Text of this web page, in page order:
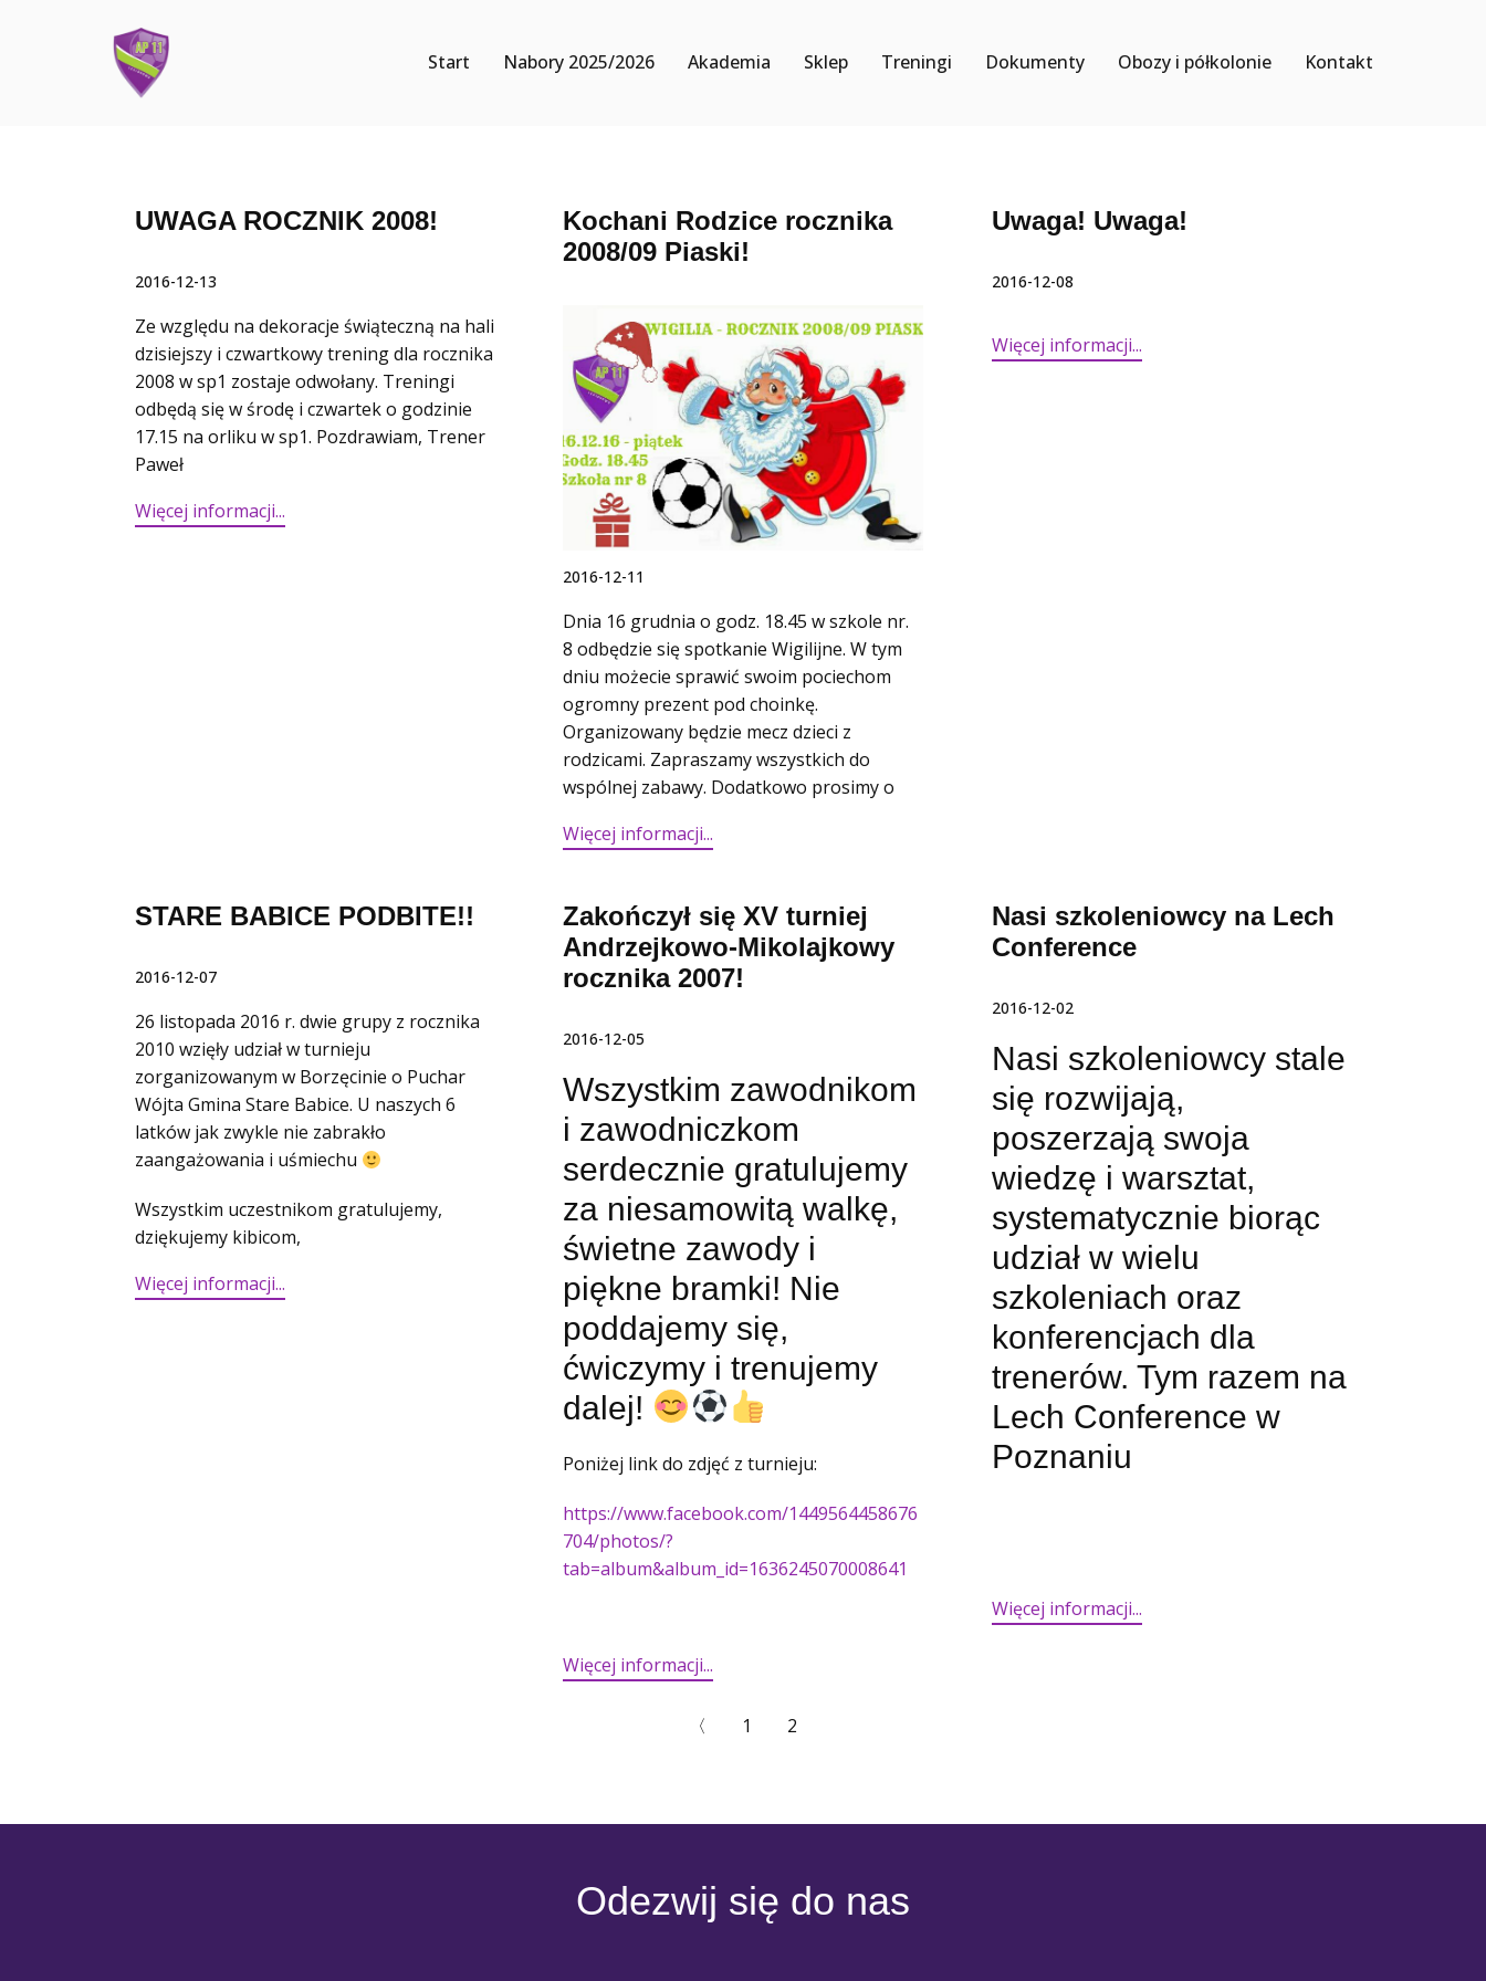
Start Nabory 2025/2026 Akademia Sklep Treningi Dokumenty Obozy i półkolonie Kontakt
UWAGA ROCZNIK 2008!
2016-12-13
Ze względu na dekoracje świąteczną na hali
dzisiejszy i czwartkowy trening dla rocznika
2008 w sp1 zostaje odwołany. Treningi
odbędą się w środę i czwartek o godzinie
17.15 na orliku w sp1. Pozdrawiam, Trener
Paweł
Więcej informacji...​
Kochani Rodzice rocznika
2008/09 Piaski!
2016-12-11
Dnia 16 grudnia o godz. 18.45 w szkole nr.
8 odbędzie się spotkanie Wigilijne. W tym
dniu możecie sprawić swoim pociechom
ogromny prezent pod choinkę.
Organizowany będzie mecz dzieci z
rodzicami. Zapraszamy wszystkich do
wspólnej zabawy. Dodatkowo prosimy o
Więcej informacji...​
Uwaga! Uwaga!
2016-12-08
Więcej informacji...​
STARE BABICE PODBITE!!
2016-12-07
26 listopada 2016 r. dwie grupy z rocznika
2010 wzięły udział w turnieju
zorganizowanym w Borzęcinie o Puchar
Wójta Gmina Stare Babice. U naszych 6
latków jak zwykle nie zabrakło
zaangażowania i uśmiechu
Wszystkim uczestnikom gratulujemy,
dziękujemy kibicom,
Więcej informacji...​
Zakończył się XV turniej
Andrzejkowo-Mikolajkowy
rocznika 2007!
2016-12-05
Wszystkim zawodnikom
i zawodniczkom
serdecznie gratulujemy
za niesamowitą walkę,
świetne zawody i
piękne bramki! Nie
poddajemy się,
ćwiczymy i trenujemy
dalej!
Poniżej link do zdjęć z turnieju:
https://www.facebook.com/1449564458676
704/photos/?
tab=album&album_id=1636245070008641
Więcej informacji...​
Nasi szkoleniowcy na Lech
Conference
2016-12-02
Nasi szkoleniowcy stale
się rozwijają,
poszerzają swoja
wiedzę i warsztat,
systematycznie biorąc
udział w wielu
szkoleniach oraz
konferencjach dla
trenerów. Tym razem na
Lech Conference w
Poznaniu
Więcej informacji...​
〈 1 2
Odezwij się do nas